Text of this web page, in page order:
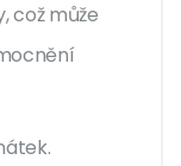
což může